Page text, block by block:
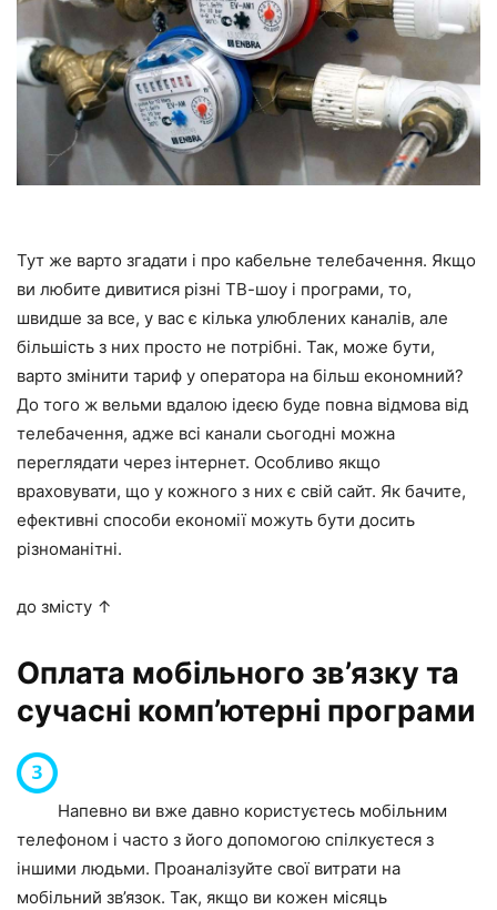
Тут же варто згадати і про кабельне телебачення. Якщо
ви любите дивитися різні ТВ-шоу і програми, то,
швидше за все, у вас є кілька улюблених каналів, але
більшість з них просто не потрібні. Так, може бути,
варто змінити тариф у оператора на більш економний?
До того ж вельми вдалою ідеєю буде повна відмова від
телебачення, адже всі канали сьогодні можна
переглядати через інтернет. Особливо якщо
враховувати, що у кожного з них є свій сайт. Як бачите,
ефективні способи економії можуть бути досить
різноманітні.
до змісту ↑
Оплата мобільного зв’язку та
сучасні комп’ютерні програми
Напевно ви вже давно користуєтесь мобільним
телефоном і часто з його допомогою спілкуєтеся з
іншими людьми. Проаналізуйте свої витрати на
мобільний зв’язок. Так, якщо ви кожен місяць